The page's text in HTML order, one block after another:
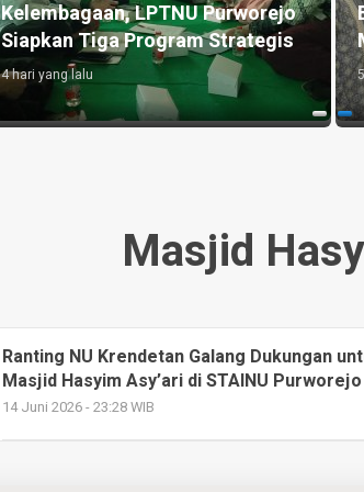
Kelembagaan, LPTNU Purworejo
Siapkan Tiga Program Strategis
4 hari yang lalu
Masjid
Ranting NU Krendetan Galang Dukungan
Masjid Hasyim Asy’ari di STAINU Purworejo
14 Juni 2026 - 23:28 WIB